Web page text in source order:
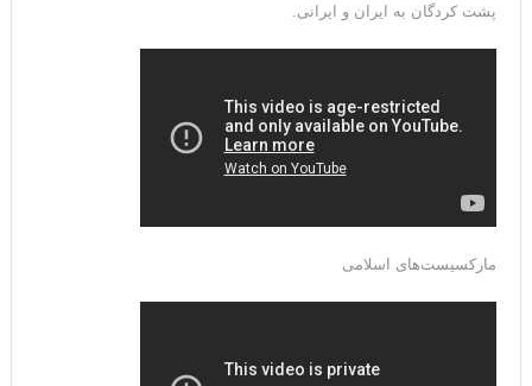
پشت کردگان به ایران و ایرانی.
مارکسیست‌های اسلامی